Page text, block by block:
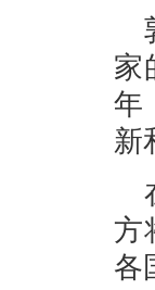
家
年
新
方
各